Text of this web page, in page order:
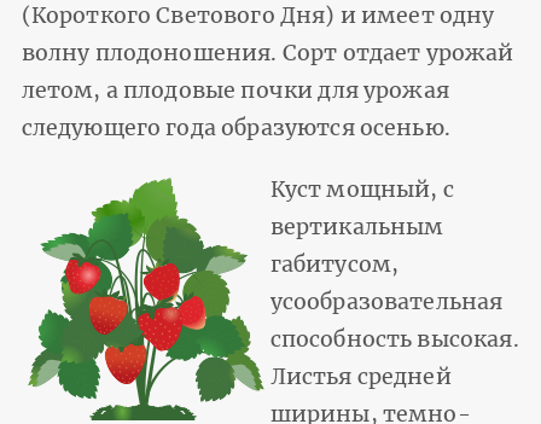
(Короткого Светового Дня) и имеет одну
волну плодоношения. Сорт отдает урожай
летом, а плодовые почки для урожая
следующего года образуются осенью.
Куст мощный, с
вертикальным
габитусом,
усообразовательная
способность высокая.
Листья средней
ширины, темно-